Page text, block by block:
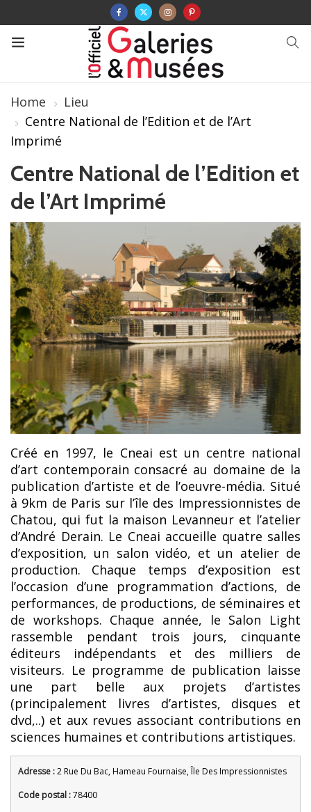
Home
Lieu
Centre National de l’Edition et de l’Art
Imprimé
Centre National de l’Edition et
de l’Art Imprimé
Créé en 1997, le Cneai est un centre national
d’art contemporain consacré au domaine de la
publication d’artiste et de l’oeuvre-média. Situé
à 9km de Paris sur l’île des Impressionnistes de
Chatou, qui fut la maison Levanneur et l’atelier
d’André Derain. Le Cneai accueille quatre salles
d’exposition, un salon vidéo, et un atelier de
production. Chaque temps d’exposition est
l’occasion d’une programmation d’actions, de
performances, de productions, de séminaires et
de workshops. Chaque année, le Salon Light
rassemble pendant trois jours, cinquante
éditeurs indépendants et des milliers de
visiteurs. Le programme de publication laisse
une part belle aux projets d’artistes
(principalement livres d’artistes, disques et
dvd,..) et aux revues associant contributions en
sciences humaines et contributions artistiques.
Adresse :2 Rue Du Bac, Hameau Fournaise, Île Des Impressionnistes
Code postal :78400